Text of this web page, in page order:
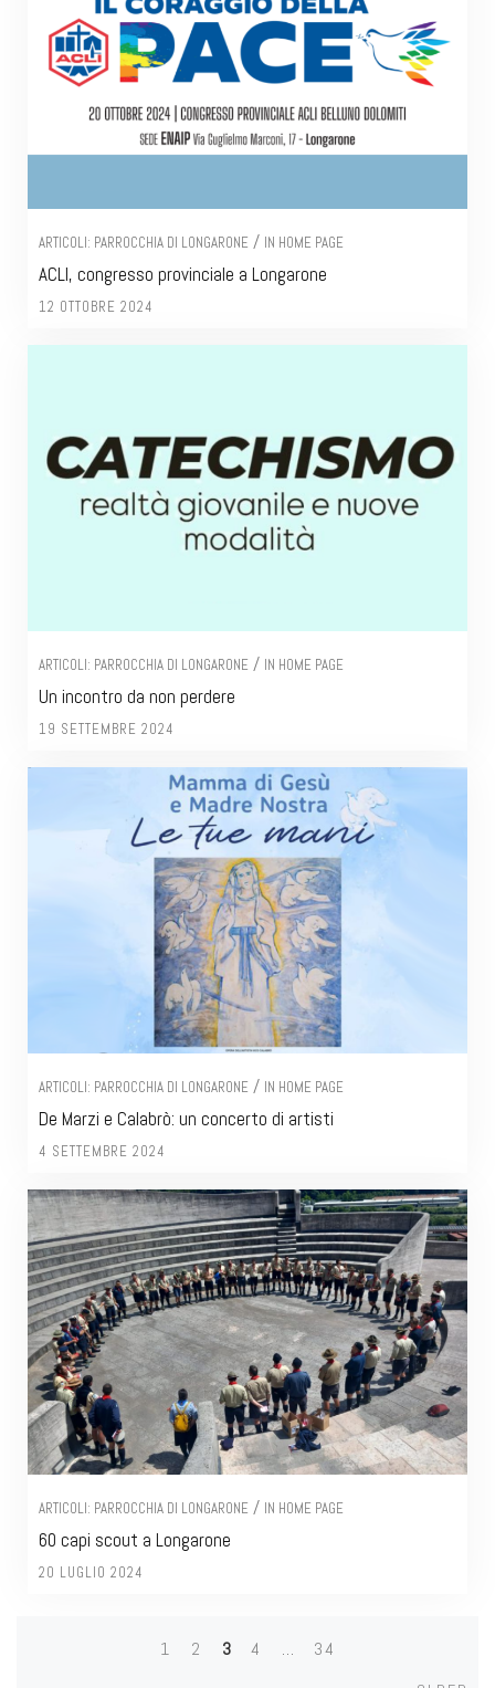
ARTICOLI: PARROCCHIA DI LONGARONE / IN HOME PAGE
ACLI, congresso provinciale a Longarone
12 OTTOBRE 2024
ARTICOLI: PARROCCHIA DI LONGARONE / IN HOME PAGE
Un incontro da non perdere
19 SETTEMBRE 2024
ARTICOLI: PARROCCHIA DI LONGARONE / IN HOME PAGE
De Marzi e Calabrò: un concerto di artisti
4 SETTEMBRE 2024
ARTICOLI: PARROCCHIA DI LONGARONE / IN HOME PAGE
60 capi scout a Longarone
20 LUGLIO 2024
1 2 3 4 …
34